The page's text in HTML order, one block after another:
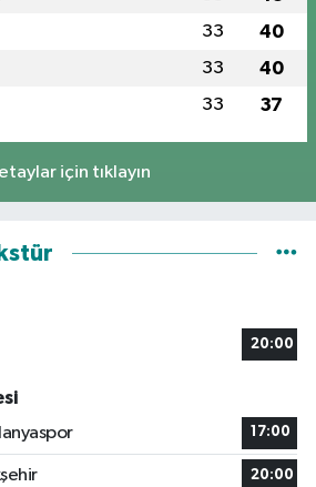
33 40
33 40
33 37
için tıklayın
20:00
17:00
20:00